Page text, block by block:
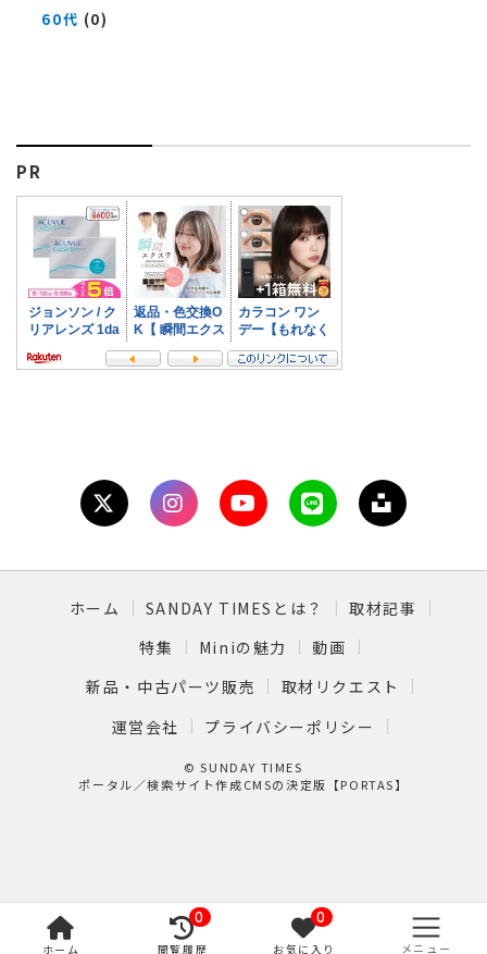
60代 (0)
PR
ホーム SANDAY TIMESとは？
取材記事
特集
Miniの魅力
動画
新品・中古パーツ販売
取材リクエスト
運営会社
プライバシーポリシー
© SUNDAY TIMES
ポータル／検索サイト作成CMSの決定版【PORTAS】
ホーム
0
閲覧履歴
0
お気に入り メニュー